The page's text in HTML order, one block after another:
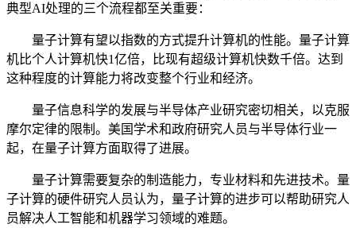
典型AI处理的三个流程都至关重要：
量子计算有望以指数的方式提升计算机的性能。量子计算
机比个人计算机快1亿倍，比现有超级计算机快数千倍。达到
这种程度的计算能力将改变整个行业和经济。
量子信息科学的发展与半导体产业研究密切相关，以克服
摩尔定律的限制。美国学术和政府研究人员与半导体行业一
起，在量子计算方面取得了进展。
量子计算需要复杂的制造能力，专业材料和先进技术。量
子计算的硬件研究人员认为，量子计算的进步可以帮助研究人
员解决人工智能和机器学习领域的难题。